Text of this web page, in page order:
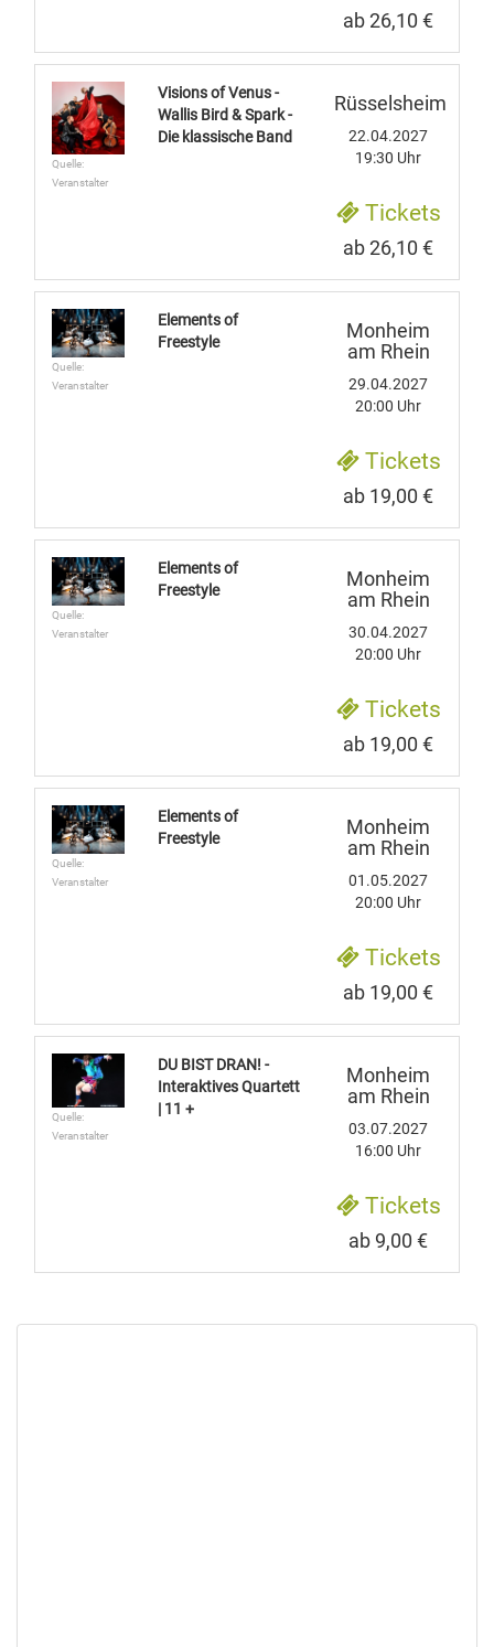
ab 26,10 €
Quelle:
Veranstalter
Visions of Venus -
Wallis Bird & Spark -
Die klassische Band
Rüsselsheim
22.04.2027
19:30 Uhr
Tickets
ab 26,10 €
Quelle:
Veranstalter
Elements of
Freestyle
Monheim
am Rhein
29.04.2027
20:00 Uhr
Tickets
ab 19,00 €
Quelle:
Veranstalter
Elements of
Freestyle
Monheim
am Rhein
30.04.2027
20:00 Uhr
Tickets
ab 19,00 €
Quelle:
Veranstalter
Elements of
Freestyle
Monheim
am Rhein
01.05.2027
20:00 Uhr
Tickets
ab 19,00 €
Quelle:
Veranstalter
DU BIST DRAN! -
Interaktives Quartett
| 11 +
Monheim
am Rhein
03.07.2027
16:00 Uhr
Tickets
ab 9,00 €